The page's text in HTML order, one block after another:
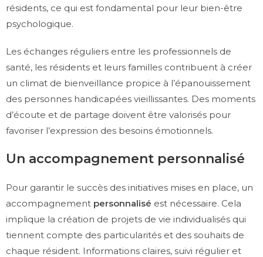
résidents, ce qui est fondamental pour leur bien-être
psychologique.
Les échanges réguliers entre les professionnels de
santé, les résidents et leurs familles contribuent à créer
un climat de bienveillance propice à l’épanouissement
des personnes handicapées vieillissantes. Des moments
d’écoute et de partage doivent être valorisés pour
favoriser l’expression des besoins émotionnels.
Un accompagnement personnalisé
Pour garantir le succès des initiatives mises en place, un
accompagnement personnalisé est nécessaire. Cela
implique la création de projets de vie individualisés qui
tiennent compte des particularités et des souhaits de
chaque résident. Informations claires, suivi régulier et